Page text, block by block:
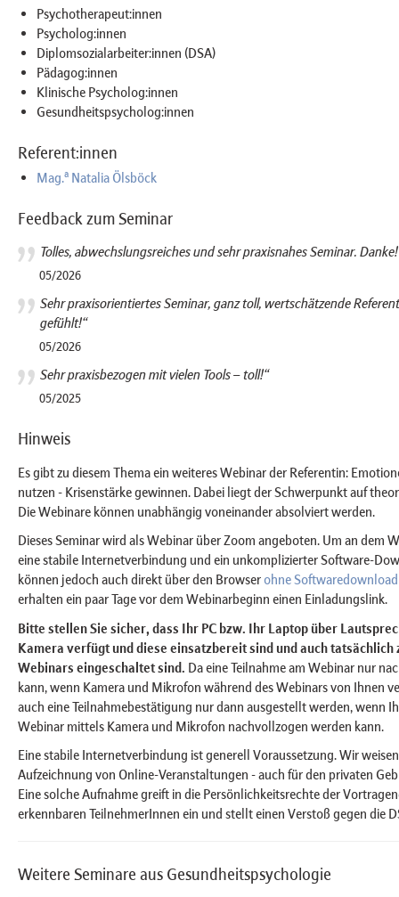
Psychotherapeut:innen
Psycholog:innen
Diplomsozialarbeiter:innen (DSA)
Pädagog:innen
Klinische Psycholog:innen
Gesundheitspsycholog:innen
Referent:innen
Mag. a Natalia Ölsböck
Feedback zum Seminar
Tolles, abwechslungsreiches und sehr praxisnahes Seminar.
05/2026
Sehr praxisorientiertes Seminar, ganz toll, wertschätzende
gefühlt!“
05/2026
Sehr praxisbezogen mit vielen Tools – toll!“
05/2025
Hinweis
Es gibt zu diesem Thema ein weiteres Webinar der Referentin:
nutzen - Krisenstärke gewinnen. Dabei liegt der Schwerpunkt auf
Die Webinare können unabhängig voneinander absolviert werden.
Dieses Seminar wird als Webinar über Zoom angeboten. Um an dem
eine stabile Internetverbindung und ein unkomplizierter Software-
können jedoch auch direkt über den Browserohne
erhalten ein paar Tage vor dem Webinarbeginn einen Einladungslink.
Bitte stellen Sie sicher, dass Ihr PC bzw. Ihr Laptop über
Kamera verfügt und diese einsatzbereit sind und auch tatsächlich
Webinars eingeschaltet sind. Da eine Teilnahme am Webinar nur
kann, wenn Kamera und Mikrofon während des Webinars von Ihnen
auch eine Teilnahmebestätigung nur dann ausgestellt werden, wenn
Webinar mittels Kamera und Mikrofon nachvollzogen werden kann.
Eine stabile Internetverbindung ist generell Voraussetzung. Wir
Aufzeichnung von Online-Veranstaltungen - auch für den privaten
Eine solche Aufnahme greift in die Persönlichkeitsrechte der
erkennbaren TeilnehmerInnen ein und stellt einen Verstoß gegen die
Weitere Seminare aus Gesundheitspsychologie